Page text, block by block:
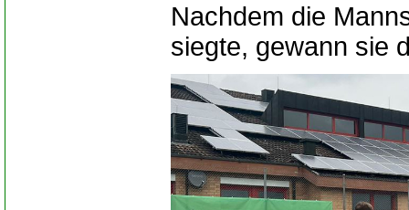
Nachdem die
siegte, gewann sie